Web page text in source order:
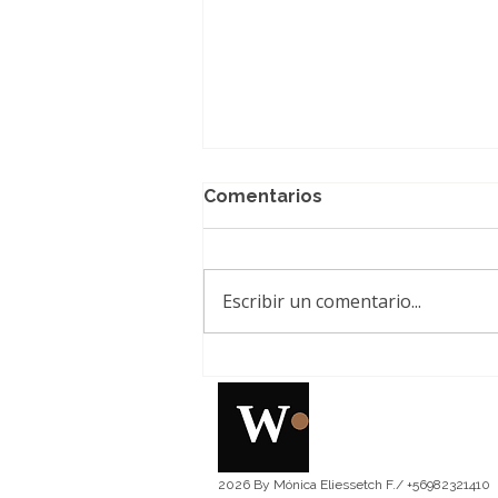
hoteles: Inauguran primer
restaurante en Ibis Budget
Santiago Providencia
Comentarios
Escribir un comentario...
2026 By Mónica Eliessetch F./ +56982321410